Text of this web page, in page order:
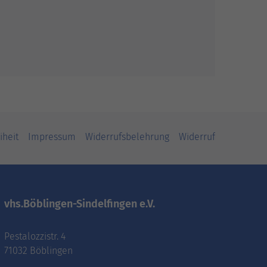
Impressum Widerrufsbelehrung Widerruf
vhs.Böblingen-Sindelfingen e.V.
Pestalozzistr. 4
71032 Böblingen